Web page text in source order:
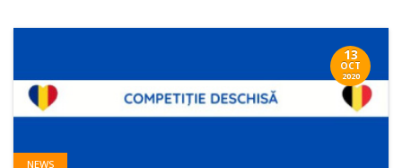
13
OCT
2020
NEWS